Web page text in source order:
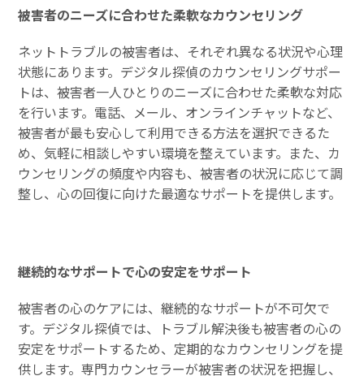
被害者のニーズに合わせた柔軟なカウンセリング
ネットトラブルの被害者は、それぞれ異なる状況や心理
状態にあります。デジタル探偵のカウンセリングサポー
トは、被害者一人ひとりのニーズに合わせた柔軟な対応
を行います。電話、メール、オンラインチャットなど、
被害者が最も安心して利用できる方法を選択できるた
め、気軽に相談しやすい環境を整えています。また、カ
ウンセリングの頻度や内容も、被害者の状況に応じて調
整し、心の回復に向けた最適なサポートを提供します。
継続的なサポートで心の安定をサポート
被害者の心のケアには、継続的なサポートが不可欠で
す。デジタル探偵では、トラブル解決後も被害者の心の
安定をサポートするため、定期的なカウンセリングを提
供します。専門カウンセラーが被害者の状況を把握し、